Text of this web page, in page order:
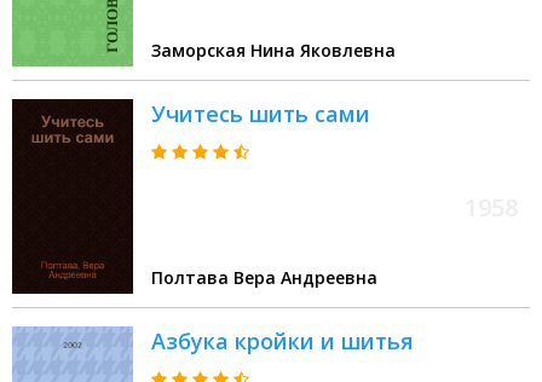
Заморская Нина Яковлевна
Учитесь шить сами
Полтава Вера Андреевна
Азбука кройки и шитья